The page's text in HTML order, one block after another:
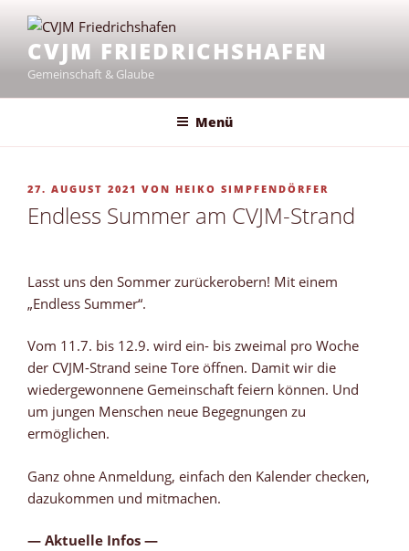
Inhalt
springenCVJM FRIEDRICHSHAFEN
Gemeinschaft & Glaube
Menü
VERÖFFENTLICHT
27. AUGUST 2021 VON HEIKO SIMPFENDÖRFER
Endless Summer am CVJM-Strand
Lasst uns den Sommer zurückerobern! Mit einem
„Endless Summer“.
Vom 11.7. bis 12.9. wird ein- bis zweimal pro Woche
der CVJM-Strand seine Tore öffnen. Damit wir die
wiedergewonnene Gemeinschaft feiern können. Und
um jungen Menschen neue Begegnungen zu
ermöglichen.
Ganz ohne Anmeldung, einfach den Kalender checken,
dazukommen und mitmachen.
— Aktuelle Infos —